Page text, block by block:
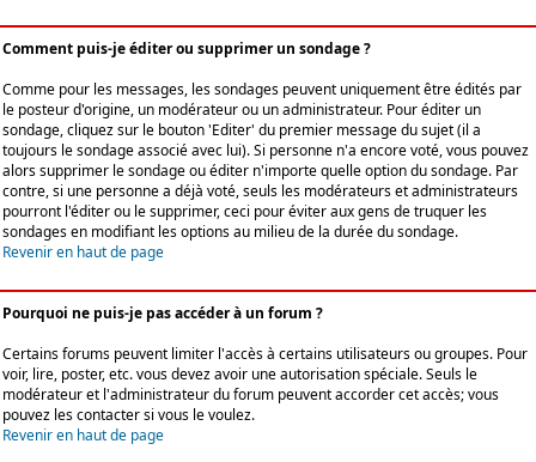
Comment puis-je éditer ou supprimer un sondage ?
Comme pour les messages, les sondages peuvent uniquement être édités par
le posteur d'origine, un modérateur ou un administrateur. Pour éditer un
sondage, cliquez sur le bouton 'Editer' du premier message du sujet (il a
toujours le sondage associé avec lui). Si personne n'a encore voté, vous pouvez
alors supprimer le sondage ou éditer n'importe quelle option du sondage. Par
contre, si une personne a déjà voté, seuls les modérateurs et administrateurs
pourront l'éditer ou le supprimer, ceci pour éviter aux gens de truquer les
sondages en modifiant les options au milieu de la durée du sondage.
Revenir en haut de page
Pourquoi ne puis-je pas accéder à un forum ?
Certains forums peuvent limiter l'accès à certains utilisateurs ou groupes. Pour
voir, lire, poster, etc. vous devez avoir une autorisation spéciale. Seuls le
modérateur et l'administrateur du forum peuvent accorder cet accès; vous
pouvez les contacter si vous le voulez.
Revenir en haut de page